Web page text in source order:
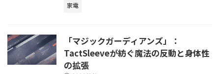
家電
「マジックガーディアンズ」：
TactSleeveが紡ぐ魔法の反動と身体性
の拡張